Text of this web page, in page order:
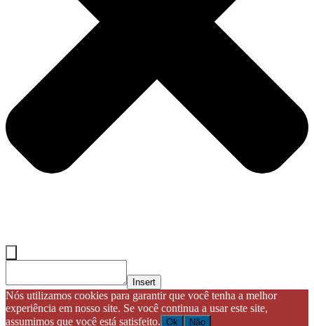
Insert
Nós utilizamos cookies para garantir que você tenha a melhor
experiência em nosso site. Se você continua a usar este site,
assumimos que você está satisfeito. Ok Não